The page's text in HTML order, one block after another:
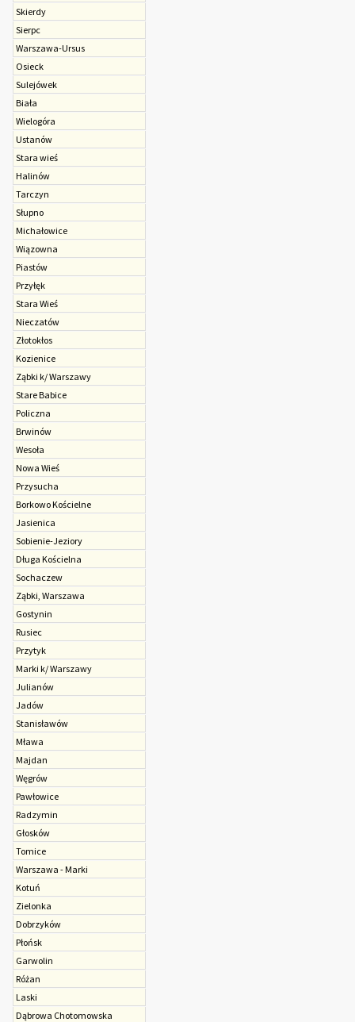
Skierdy
Sierpc
Warszawa-Ursus
Osieck
Sulejówek
Biała
Wielogóra
Ustanów
Stara wieś
Halinów
Tarczyn
Słupno
Michałowice
Wiązowna
Piastów
Przyłęk
Stara Wieś
Nieczatów
Złotokłos
Kozienice
Ząbki k/ Warszawy
Stare Babice
Policzna
Brwinów
Wesoła
Nowa Wieś
Przysucha
Borkowo Kościelne
Jasienica
Sobienie-Jeziory
Długa Kościelna
Sochaczew
Ząbki, Warszawa
Gostynin
Rusiec
Przytyk
Marki k/ Warszawy
Julianów
Jadów
Stanisławów
Mława
Majdan
Węgrów
Pawłowice
Radzymin
Głosków
Tomice
Warszawa - Marki
Kotuń
Zielonka
Dobrzyków
Płońsk
Garwolin
Różan
Laski
Dąbrowa Chotomowska